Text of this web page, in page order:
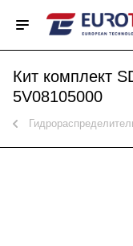
Кит комплект
5V08105000